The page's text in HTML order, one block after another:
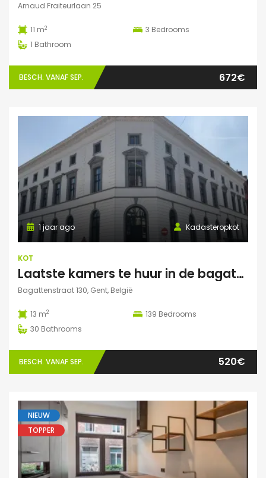
Arnaud Fraiteurlaan 25
11 m2 3 Bedrooms
1 Bathroom
BESCH. VANAF SEP. 672€
Kadasteropkot
1 jaar ago
KOT
Laatste kamers te huur in de bagattenstraat 130
Bagattenstraat 130, Gent, België
13 m2 139 Bedrooms
30 Bathrooms
BESCH. VANAF SEP. 520€
NIEUW
TOPPER